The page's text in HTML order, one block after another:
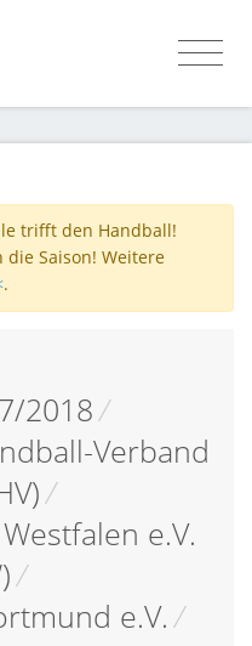
trifft den Handball!
Saison! Weitere
.
2018/
Verband
/
e.V.
/
e.V./